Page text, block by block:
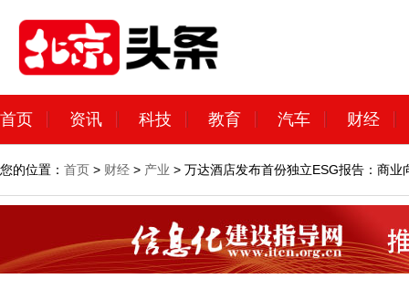
首页 资讯 科技 教育 汽车 财经
您的位置： 首页 > 财经 > 产业 > 万达酒店发布首份独立ESG报告：商业